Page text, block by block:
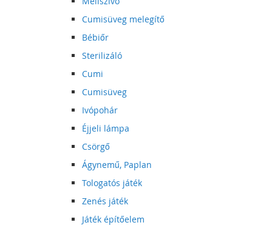
Cumisüveg melegítő
Bébiőr
Sterilizáló
Cumi
Cumisüveg
Ivópohár
Éjjeli lámpa
Csörgő
Ágynemű, Paplan
Tologatós játék
Zenés játék
Játék építőelem